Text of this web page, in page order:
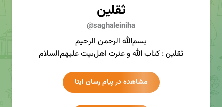
ثقلین
@saghaleiniha
بسم‌الله الرحمن الرحیم
ثقلین : کتاب الله و عترت اهل‌بیت علیهم‌السلام
مشاهده در پیام رسان ایتا